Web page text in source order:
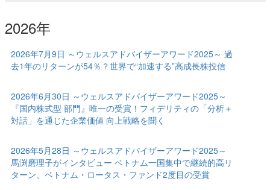
2026年
2026年7月9日 ～ウェルスアドバイザーアワード2025～ 過
去1年のリターンが54％？世界で“加速する”高成長株投信
2026年6月30日 ～ウェルスアドバイザーアワード2025～
『国内株式型 部門』唯一の受賞！フィデリティの「分析＋
対話」を通じた企業価値 向上戦略を聞く
2026年5月28日 ～ウェルスアドバイザーアワード2025～
馬渕磨理子がインタビュー ベトナム一国集中で継続的高リ
ターン、ベトナム・ロータス・ファンド2度目の受賞